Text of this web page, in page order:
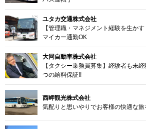
ユタカ交通株式会社
【管理職・マネジメント経験を生か
マイカー通勤OK
大同自動車株式会社
【タクシー乗務員募集】経験者も未
つの給料保証!!
西岬観光株式会社
気配りと思いやりでお客様の快適な旅